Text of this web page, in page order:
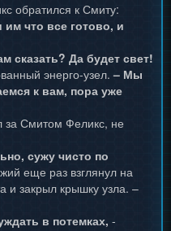
обратился к Смиту:
что все готово, и
сказать? Да будет свет!
энерго-узел. – Мы
к вам, пора уже
за Смитом Феликс, не
сужу чисто по
еще раз взглянул на
и закрыл крышку узла. –
в потемках, -